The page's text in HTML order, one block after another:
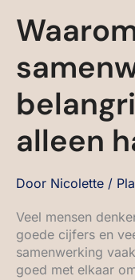
alleen
Door Nicolette /
Veel mensen
goede cijfers en
samenwerking
goed met elkaar